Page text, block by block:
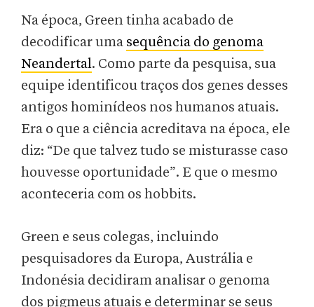
Na época, Green tinha acabado de
decodificar uma sequência do genoma
Neandertal. Como parte da pesquisa, sua
equipe identificou traços dos genes desses
antigos hominídeos nos humanos atuais.
Era o que a ciência acreditava na época, ele
diz: “De que talvez tudo se misturasse caso
houvesse oportunidade”. E que o mesmo
aconteceria com os hobbits.
Green e seus colegas, incluindo
pesquisadores da Europa, Austrália e
Indonésia decidiram analisar o genoma
dos pigmeus atuais e determinar se seus